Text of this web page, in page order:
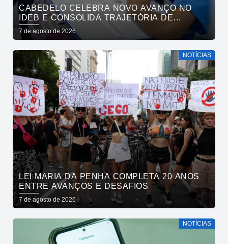
CABEDELO CELEBRA NOVO AVANÇO NO
IDEB E CONSOLIDA TRAJETÓRIA DE
CRESCIMENTO NA EDUCAÇÃO PÚBLICA
7 de agosto de 2026
NOTÍCIAS
LEI MARIA DA PENHA COMPLETA 20 ANOS
ENTRE AVANÇOS E DESAFIOS
7 de agosto de 2026
NOTÍCIAS